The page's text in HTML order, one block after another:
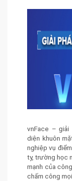
vnFace – giải
diện khuôn
nghiệp vụ
ty, trường học
mạnh của
chấm công